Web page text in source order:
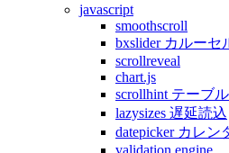
javascript
smoothscroll
bxslider カルーセ
scrollreveal
chart.js
scrollhint テーブ
lazysizes 遅延読込
datepicker カレ
validation engine